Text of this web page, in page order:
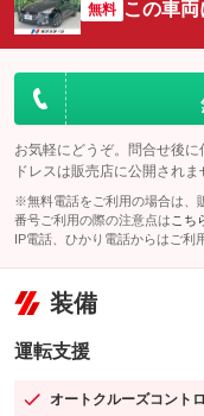
無料 この車
お気軽にどうぞ。問合せ後
ドレスは販売店に公開されま
※無料電話をご利用の場合は、
番号ご利用の際の注意点は こち
IP電話、ひかり電話からはご利
装備
運転支援
オートクルーズコント
：装備あり